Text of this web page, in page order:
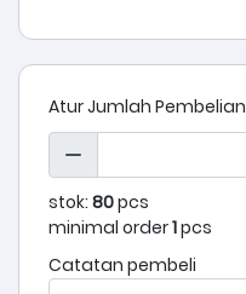
Atur Jumlah Pembelian
stok: 80pcs
minimal order1pcs
Catatan pembeli